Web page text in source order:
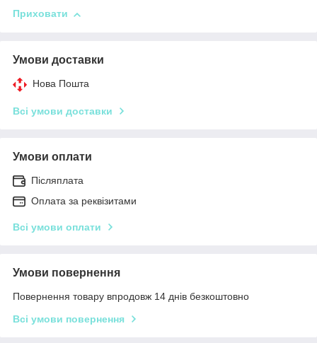
Приховати
Умови доставки
Нова Пошта
Всі умови доставки
Умови оплати
Післяплата
Оплата за реквізитами
Всі умови оплати
Умови повернення
Повернення товару впродовж 14 днів безкоштовно
Всі умови повернення